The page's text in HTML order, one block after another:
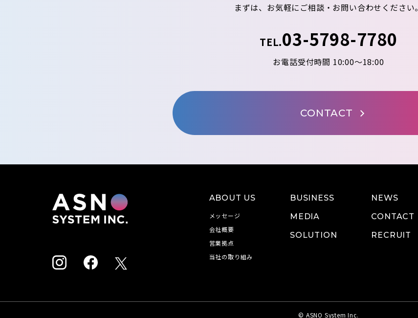
まずは、お気軽にご相談・お問い合わせください。
TEL.03-5798-7780
お電話受付時間 10:00～18:00
CONTACT
ABOUT US
メッセージ
会社概要
営業拠点
当社の取り組み
BUSINESS
MEDIA
SOLUTION
NEWS
CONTACT
RECRUIT
© ASNO System Inc.